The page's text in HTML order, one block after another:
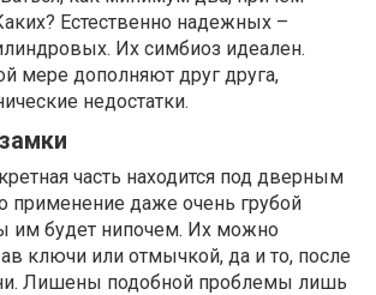
Естественно надежных –
Их симбиоз идеален.
мере дополняют друг друга,
недостатки.
часть находится под дверным
применение даже очень грубой
им будет нипочем. Их можно
ключи или отмычкой, да и то, после
Лишены подобной проблемы лишь